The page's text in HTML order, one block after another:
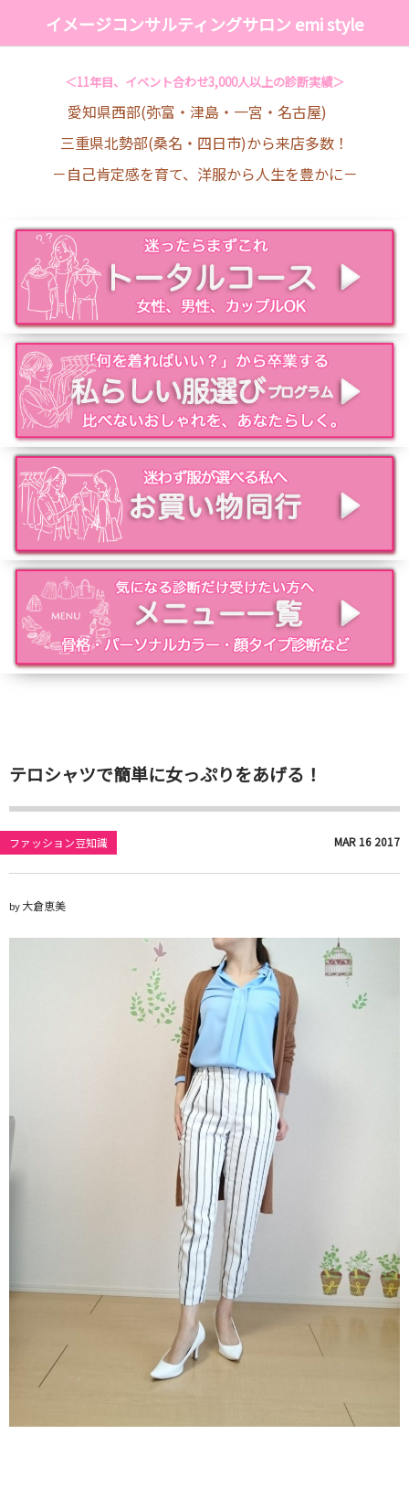
イメージコンサルティングサロン emi style
＜11年目、イベント合わせ3,000人以上の診断実績＞
愛知県西部(弥富・津島・一宮・名古屋)
三重県北勢部(桑名・四日市)から来店多数！
－自己肯定感を育て、洋服から人生を豊かに－
テロシャツで簡単に女っぷりをあげる！
ファッション豆知識 MAR 16 2017
by大倉恵美